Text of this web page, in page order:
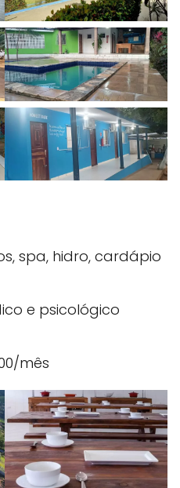
spa, hidro, cardápio
e psicológico
mês